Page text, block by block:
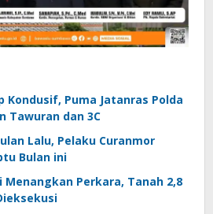
Kondusif, Puma Jatanras Polda
Tawuran dan 3C
Lalu, Pelaku Curanmor
Bulan ini
Menangkan Perkara, Tanah 2,8